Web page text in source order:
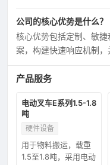
公司的核心优势是什么？
核心优势包括定制、敏
案，构建快速响应机制
产品服务
电动叉车E系列1.5-1.8
吨
硬件设备
用于物料搬运，载重
1.5至1.8吨，采用电动